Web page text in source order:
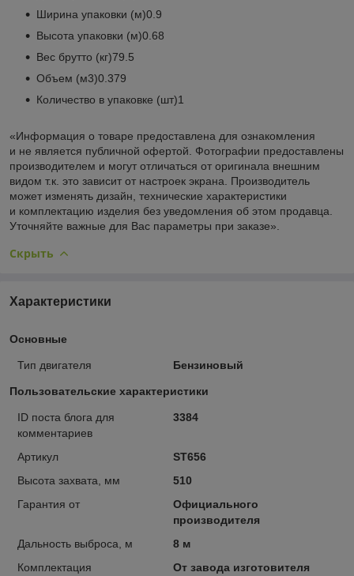
Ширина упаковки (м)0.9
Высота упаковки (м)0.68
Вес брутто (кг)79.5
Объем (м3)0.379
Количество в упаковке (шт)1
«Информация о товаре предоставлена для ознакомления
и не является публичной офертой. Фотографии предоставлены
производителем и могут отличаться от оригинала внешним
видом т.к. это зависит от настроек экрана. Производитель
может изменять дизайн, технические характеристики
и комплектацию изделия без уведомления об этом продавца.
Уточняйте важные для Вас параметры при заказе».
Скрыть
Характеристики
Основные
Тип двигателя Бензиновый
Пользовательские характеристики
ID поста блога для
комментариев
3384
Артикул
ST656
Высота захвата, мм
510
Гарантия от
Официального
производителя
Дальность выброса, м
8 м
Комплектация
От завода изготовителя